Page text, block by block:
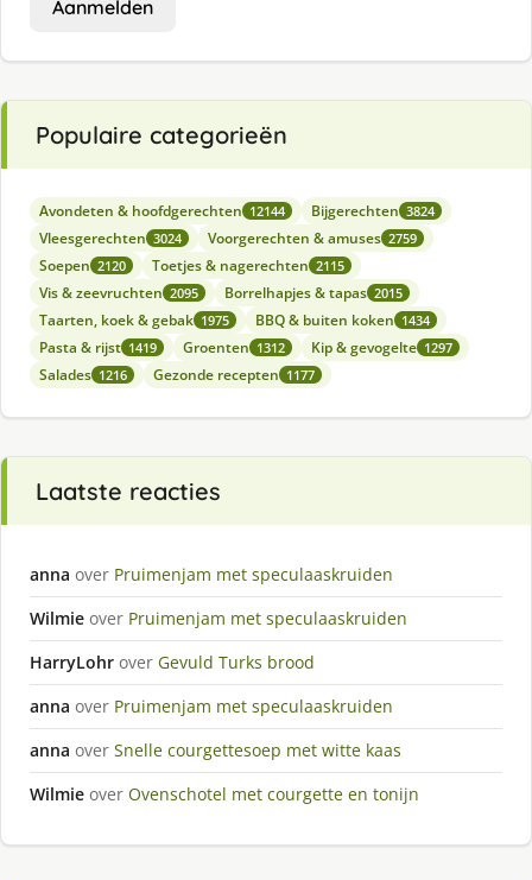
Aanmelden
Populaire categorieën
Avondeten & hoofdgerechten 12144 Bijgerechten 3824
Vleesgerechten 3024 Voorgerechten & amuses 2759
Soepen 2120 Toetjes & nagerechten 2115
Vis & zeevruchten 2095 Borrelhapjes & tapas 2015
Taarten, koek & gebak 1975 BBQ & buiten koken 1434
Pasta & rijst 1419 Groenten 1312 Kip & gevogelte 1297
Salades 1216 Gezonde recepten 1177
Laatste reacties
anna over Pruimenjam met speculaaskruiden
Wilmie over Pruimenjam met speculaaskruiden
HarryLohr over Gevuld Turks brood
anna over Pruimenjam met speculaaskruiden
anna over Snelle courgettesoep met witte kaas
Wilmie over Ovenschotel met courgette en tonijn